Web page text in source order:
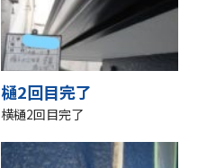
樋2回目完了
横樋2回目完了